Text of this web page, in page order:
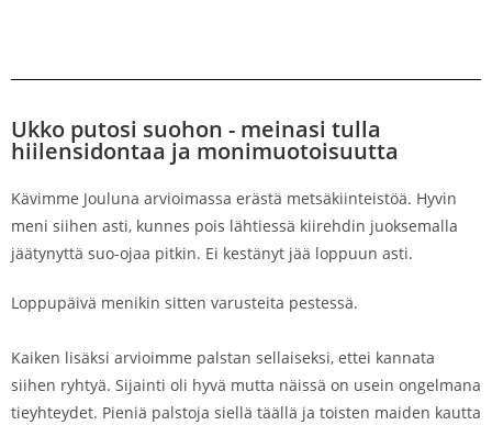
Ukko putosi suohon - meinasi tulla
hiilensidontaa ja monimuotoisuutta
Kävimme Jouluna arvioimassa erästä metsäkiinteistöä. Hyvin
meni siihen asti, kunnes pois lähtiessä kiirehdin juoksemalla
jäätynyttä suo-ojaa pitkin. Ei kestänyt jää loppuun asti.
Loppupäivä menikin sitten varusteita pestessä.
Kaiken lisäksi arvioimme palstan sellaiseksi, ettei kannata
siihen ryhtyä. Sijainti oli hyvä mutta näissä on usein ongelmana
tieyhteydet. Pieniä palstoja siellä täällä ja toisten maiden kautta